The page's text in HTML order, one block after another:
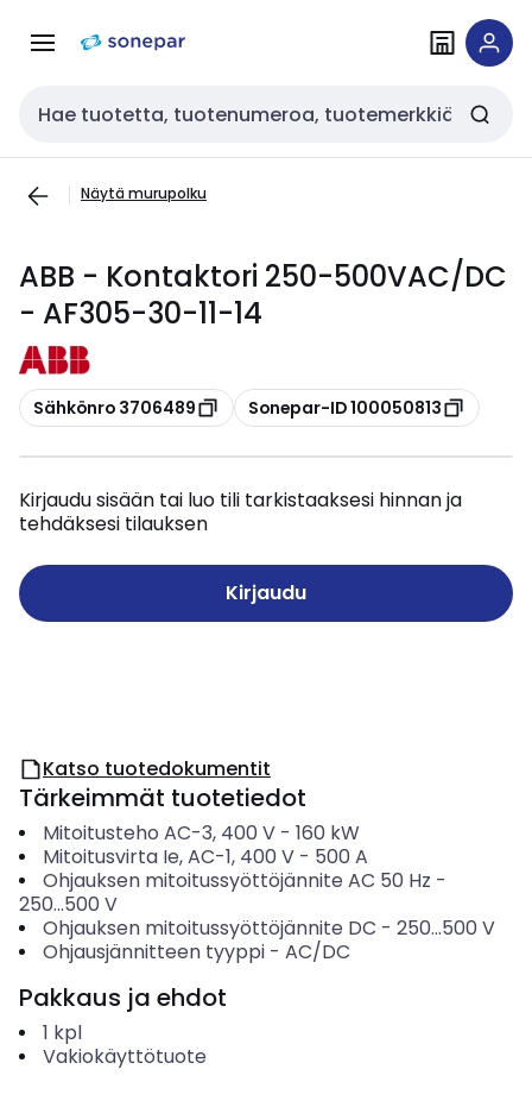
navigointiinsisältöön
Haku
Näytä murupolku
ABB - Kontaktori 250-500VAC/DC
- AF305-30-11-14
Kopioi
Sähkönro 3706489 Kopioi
Sonepar-ID 100050813
Kirjaudu sisään tai luo tili tarkistaaksesi hinnan ja
tehdäksesi tilauksen
Kirjaudu
Katso tuotedokumentit
Tärkeimmät tuotetiedot
Mitoitusteho AC-3, 400 V- 160 kW
Mitoitusvirta Ie, AC-1, 400 V- 500 A
Ohjauksen mitoitussyöttöjännite AC 50 Hz -
250...500 V
Ohjauksen mitoitussyöttöjännite DC - 250...500 V
Ohjausjännitteen tyyppi- AC/DC
Pakkaus ja ehdot
1 kpl
Vakiokäyttötuote